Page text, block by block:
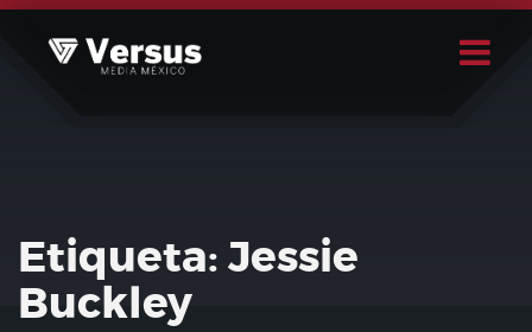
Skip
Etiqueta:Jessie
Buckley